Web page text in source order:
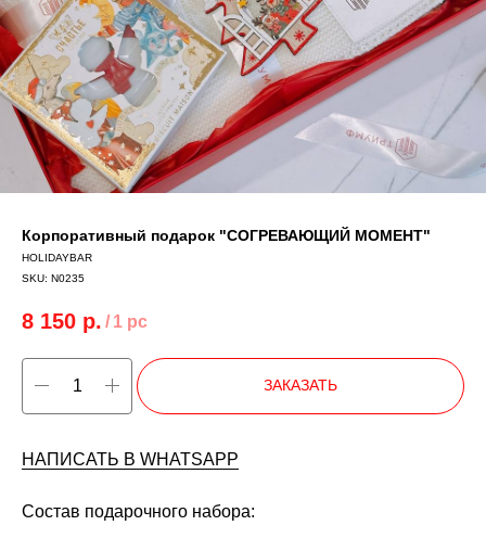
Корпоративный подарок "СОГРЕВАЮЩИЙ МОМЕНТ"
HOLIDAYBAR
SKU: N0235
8 150 р. / 1 pc
ЗАКАЗАТЬ
НАПИСАТЬ В WHATSAPP
Состав подарочного набора: